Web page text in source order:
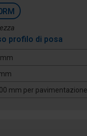
profilo di posa
mm per